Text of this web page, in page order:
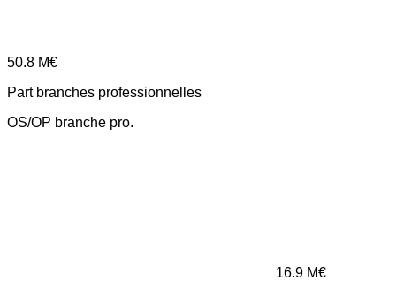
50.8 M€
Part branches professionnelles
OS/OP branche pro.
16.9 M€